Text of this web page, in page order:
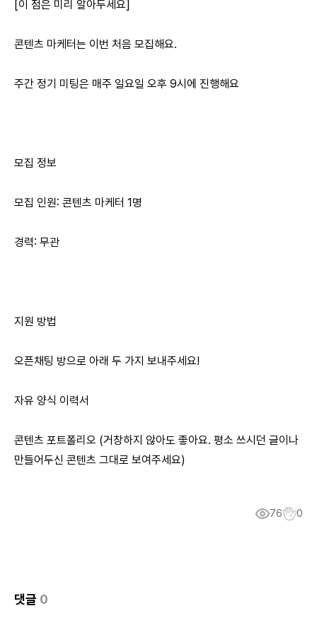
[이 점은 미리 알아두세요]
콘텐츠 마케터는 이번 처음 모집해요.
주간 정기 미팅은 매주 일요일 오후 9시에 진행해요
모집 정보
모집 인원: 콘텐츠 마케터 1명
경력: 무관
지원 방법
오픈채팅 방으로 아래 두 가지 보내주세요!
자유 양식 이력서
콘텐츠 포트폴리오 (거창하지 않아도 좋아요. 평소 쓰시던 글이나
만들어두신 콘텐츠 그대로 보여주세요)
76 0
댓글 0